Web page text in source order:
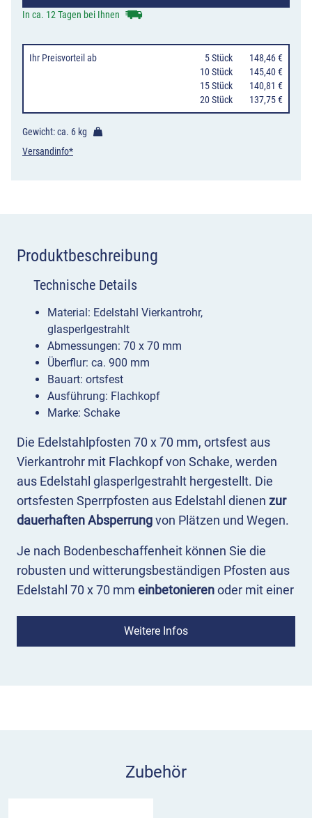
Aufdübeln
oder
Einbetonieren,
mit/ohne
In ca. 12 Tagen bei Ihnen
Ihr Preisvorteil ab 5 Stück
148,46 €
10 Stück
145,40 €
15 Stück
140,81 €
20 Stück
137,75 €
Gewicht: ca. 6 kg
Versandinfo*
Produktbeschreibung
Die Edelstahlpfosten 70 x 70 mm, ortsfest aus
Vierkantrohr mit Flachkopf von Schake, werden
aus Edelstahl glasperlgestrahlt hergestellt. Die
ortsfesten Sperrpfosten aus Edelstahl dienen zur
dauerhaften Absperrungvon Plätzen und Wegen.
Je nach Bodenbeschaffenheit können Sie die
robusten und witterungsbeständigen Pfosten aus
Edelstahl 70 x 70 mm einbetonierenoder mit einer
der eckigen und formschönen Edelstahlpfosten 70
x 70 mm ist die Firma Schake.
Weitere Infos
Technische Details
Material: Edelstahl Vierkantrohr,
glasperlgestrahlt
Abmessungen: 70 x 70 mm
Überflur: ca. 900 mm
Bauart: ortsfest
Ausführung: Flachkopf
Marke: Schake
Zubehör